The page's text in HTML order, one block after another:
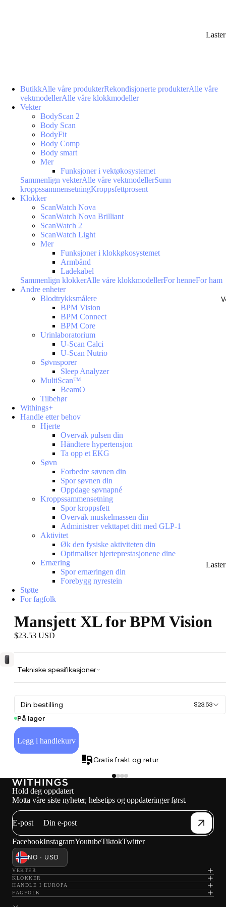
ButikkAlle våre produkterRekondisjonerte produkterAlle våre
vektmodellerAlle våre klokkmodeller
Vekter
BodyScan 2
Body Scan
BodyFit
Body Comp
Body smart
Mer
Funksjoner i vektøkosystemet
Sammenlign vekterAlle våre vektmodellerSunn
kroppssammensetningKroppsfettprosent
Klokker
ScanWatch Nova
ScanWatch Nova Brilliant
ScanWatch 2
ScanWatch Light
Mer
Funksjoner i klokkøkosystemet
Armbånd
Ladekabel
Sammenlign klokkerAlle våre klokkmodellerFor henneFor ham
Andre enheter
Blodtrykksmålere
BPM Vision
BPM Connect
BPM Core
Urinlaboratorium
U-Scan Calci
U-Scan Nutrio
Søvnsporer
Sleep Analyzer
MultiScan™
BeamO
Tilbehør
Withings+
Handle etter behov
Hjerte
Overvåk pulsen din
Håndtere hypertensjon
Ta opp et EKG
Søvn
Forbedre søvnen din
Spor søvnen din
Oppdage søvnapné
Kroppssammensetning
Spor kroppsfett
Overvåk muskelmassen din
Administrer vekttapet ditt med GLP-1
Aktivitet
Øk den fysiske aktiviteten din
Optimaliser hjerteprestasjonene dine
Ernæring
Spor ernæringen din
Forebygg nyrestein
Støtte
For fagfolk
Mansjett XL for BPM Vision
$23.53 USD
Tekniske spesifikasjoner
Din bestilling $23.53
På lager
Legg i handlekurv
Gratis frakt og retur
Hold deg oppdatert
Motta våre siste nyheter, helsetips og oppdateringer først.
E-post
FacebookInstagramYoutubeTiktokTwitter
NO · USD
VEKTER
KLOKKER
HANDLE I EUROPA
FAGFOLK